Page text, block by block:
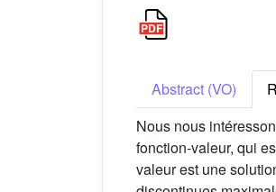
Abstract (VO)
Nous nous
fonction-valeur, qui
valeur est une